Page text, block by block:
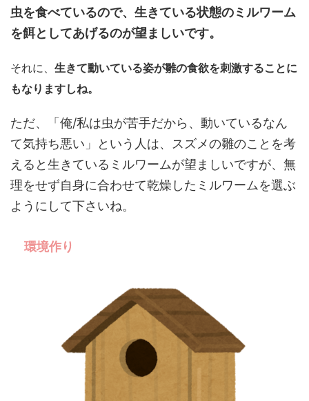
虫を食べているので、生きている状態のミルワーム
を餌としてあげるのが望ましいです。
それに、 生きて動いている姿が雛の食欲を刺激することに
もなりますしね。
ただ、「俺/私は虫が苦手だから、動いているなん
て気持ち悪い」という人は、スズメの雛のことを考
えると生きているミルワームが望ましいですが、無
理をせず自身に合わせて乾燥したミルワームを選ぶ
ようにして下さいね。
環境作り